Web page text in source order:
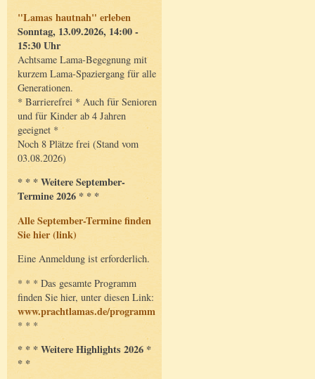
"Lamas hautnah" erleben
Sonntag, 13.09.2026, 14:00 -
15:30 Uhr
Achtsame Lama-Begegnung mit
kurzem Lama-Spaziergang für alle
Generationen.
* Barrierefrei * Auch für Senioren
und für Kinder ab 4 Jahren
geeignet *
Noch 8 Plätze frei (Stand vom
03.08.2026)
* * * Weitere September-
Termine 2026 * * *
Alle September-Termine finden
Sie hier (link)
Eine Anmeldung ist erforderlich.
* * * Das gesamte Programm
finden Sie hier, unter diesen Link:
www.prachtlamas.de/programm
* * *
* * * Weitere Highlights 2026 *
* *